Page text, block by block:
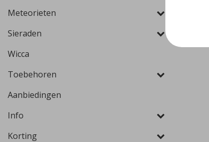
Meteorieten
Sieraden
Wicca
Toebehoren
Aanbiedingen
Info
Korting